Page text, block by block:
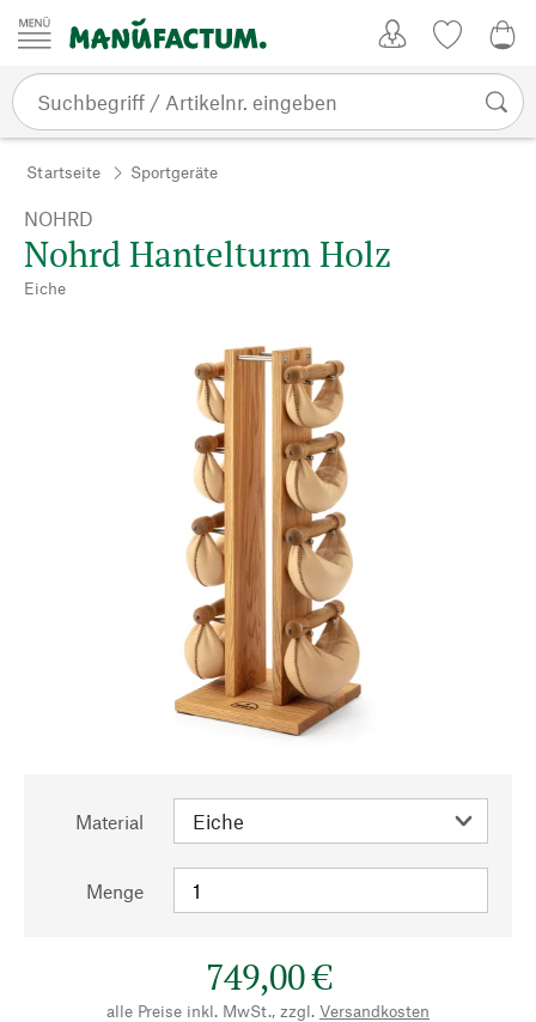
Zum Inhalt springen
Startseite Sportgeräte
NOHRD
Nohrd Hantelturm Holz
Eiche
Material
Menge
749,00 €
alle Preise inkl. MwSt., zzgl. Versandkosten